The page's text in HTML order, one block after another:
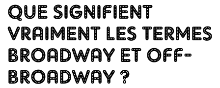
QUE SIGNIFIENT
VRAIMENT LES TERMES
BROADWAY ET OFF-
BROADWAY ?